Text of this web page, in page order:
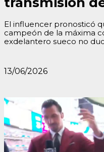
El influencer pronosticó
campeón de la máxima
exdelantero sueco no
13/06/2026